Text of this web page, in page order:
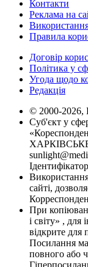
Контакти
Реклама на
Правила
Договір
Політика у
Угода щодо
Редакція
© 2000-2026,
Суб'єкт у
ХАРКІВСЬКЕ
сайті,
При
і світу» , для
відкрите для
Посилання
повного або